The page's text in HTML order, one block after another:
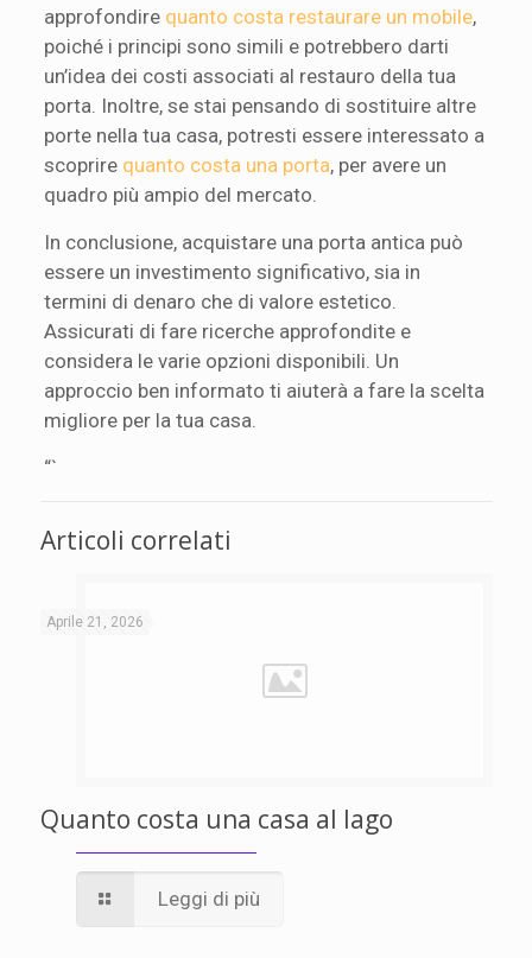
approfondire quanto costa restaurare un mobile,
poiché i principi sono simili e potrebbero darti
un’idea dei costi associati al restauro della tua
porta. Inoltre, se stai pensando di sostituire altre
porte nella tua casa, potresti essere interessato a
scoprire quanto costa una porta, per avere un
quadro più ampio del mercato.
In conclusione, acquistare una porta antica può
essere un investimento significativo, sia in
termini di denaro che di valore estetico.
Assicurati di fare ricerche approfondite e
considera le varie opzioni disponibili. Un
approccio ben informato ti aiuterà a fare la scelta
migliore per la tua casa.
“`
Articoli correlati
Aprile 21, 2026
Quanto costa una casa al lago
Leggi di più